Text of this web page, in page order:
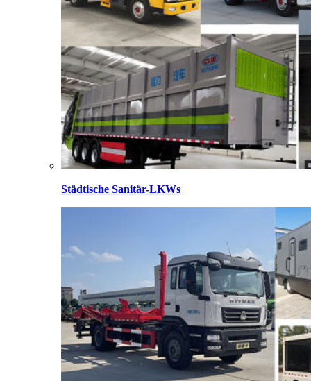
Städtische Sanitär-LKWs